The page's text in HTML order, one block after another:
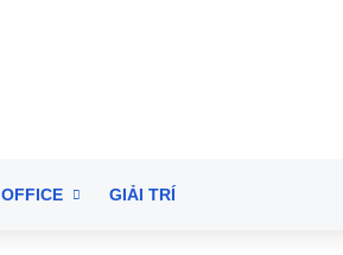
OFFICE GIẢI TRÍ